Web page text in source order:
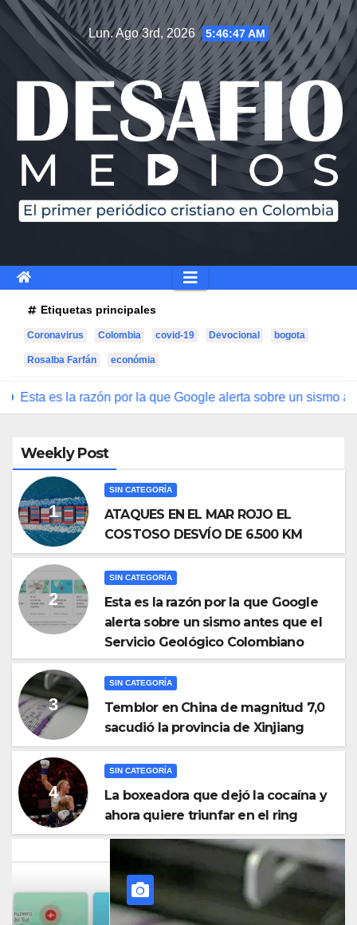
Saltar
contenido
Lun. Ago 3rd, 2026 5:46:49 AM
Etiquetas principales
Coronavirus Colombia covid-19 Devocional bogota
Rosalba Farfán económia
la que Google alerta sobre un sismo antes que el
Weekly Post
SIN CATEGORÍA
ATAQUES EN EL MAR ROJO EL
COSTOSO DESVÍO DE 6.500 KM
SIN CATEGORÍA
Esta es la razón por la que Google
alerta sobre un sismo antes que el
Servicio Geológico Colombiano
SIN CATEGORÍA
Temblor en China de magnitud 7,0
sacudió la provincia de Xinjiang
SIN CATEGORÍA
La boxeadora que dejó la cocaína y
ahora quiere triunfar en el ring​